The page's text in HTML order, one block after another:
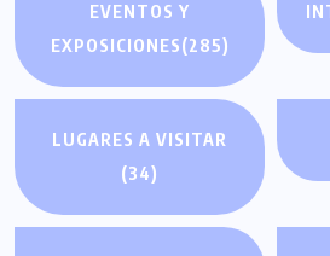
EVENTOS Y
EXPOSICIONES(285)
LUGARES A VISITAR
(34)